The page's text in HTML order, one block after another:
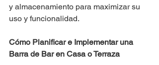
y almacenamiento para maximizar su
uso y funcionalidad.
Cómo Planificar e Implementar una
Barra de Bar en Casa o Terraza